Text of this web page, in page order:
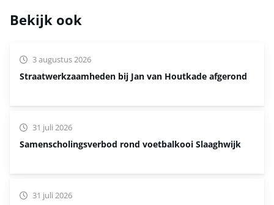
Bekijk ook
Straatwerkzaamheden bij Jan van Houtkade afgerond
3 augustus 2026
Samenscholingsverbod rond voetbalkooi Slaaghwijk
31 juli 2026
31 juli 2026